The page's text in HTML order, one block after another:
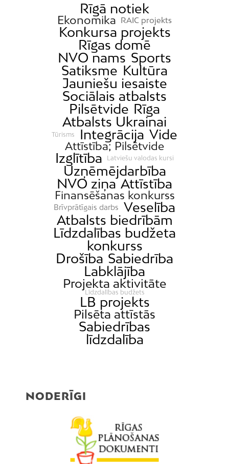
Rīgā notiek
Ekonomika RAIC projekts
Konkursa projekts
Rīgas domē
NVO nams Sports
Satiksme Kultūra
Jauniešu iesaiste
Sociālais atbalsts
Pilsētvide Rīga
Atbalsts Ukrainai
Tūrisms Integrācija Vide
Attīstība; Pilsētvide
Izglītība Latviešu valodas kursi
Uzņēmējdarbība
NVO ziņa Attīstība
Finansēšanas konkurss
Brīvprātīgais darbs
Veselība
Atbalsts biedrībām
Līdzdalības budžeta
konkurss
Drošība Sabiedrība
Labklājība
Projekta aktivitāte
Līdzdalības budžets
LB projekts
Pilsēta attīstās
Sabiedrības
līdzdalība
NODERĪGI